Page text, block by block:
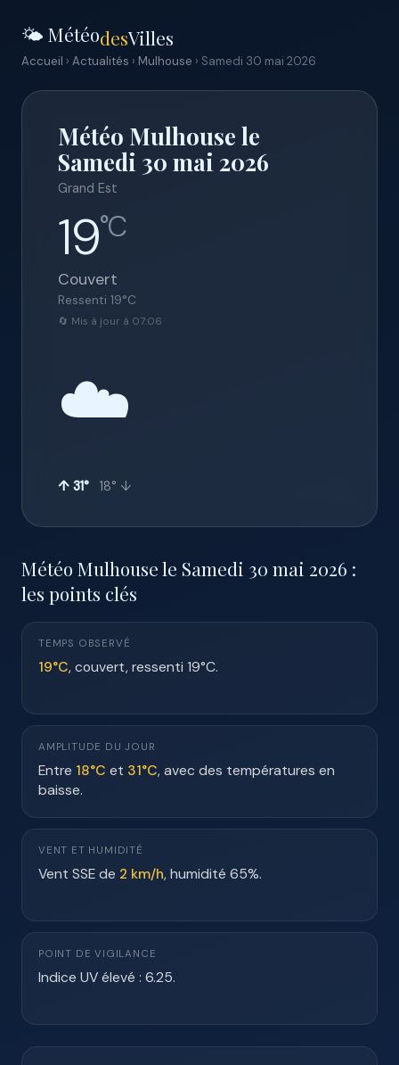
🌤️ MétéodesVilles
Accueil › Actualités › Mulhouse › Samedi 30 mai 2026
Météo Mulhouse le
Samedi 30 mai 2026
Grand Est
19°C
Couvert
Ressenti 19°C
🔄 Mis à jour à 07:06
☁️
↑ 31° 18° ↓
Météo Mulhouse le Samedi 30 mai 2026 :
les points clés
TEMPS OBSERVÉ
19°C, couvert, ressenti 19°C.
AMPLITUDE DU JOUR
Entre 18°C et 31°C, avec des températures en
baisse.
VENT ET HUMIDITÉ
Vent SSE de 2 km/h, humidité 65%.
POINT DE VIGILANCE
Indice UV élevé : 6.25.